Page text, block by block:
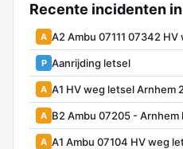
Recente incidenten
A A2 Ambu 07111 07342
P Aanrijding letsel
A A1 HV weg letsel Arnhem
A B2 Ambu 07205 - Arnhem
A A1 Ambu 07104 HV weg